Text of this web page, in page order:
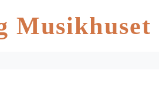
Musikhuset